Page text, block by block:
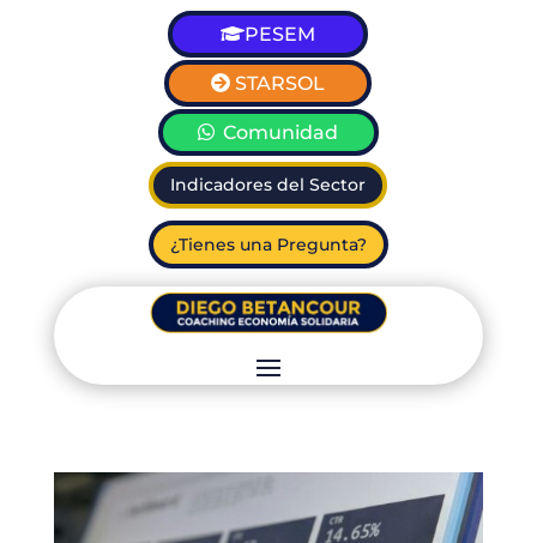
PESEM
STARSOL
Comunidad
Indicadores del Sector
¿Tienes una Pregunta?